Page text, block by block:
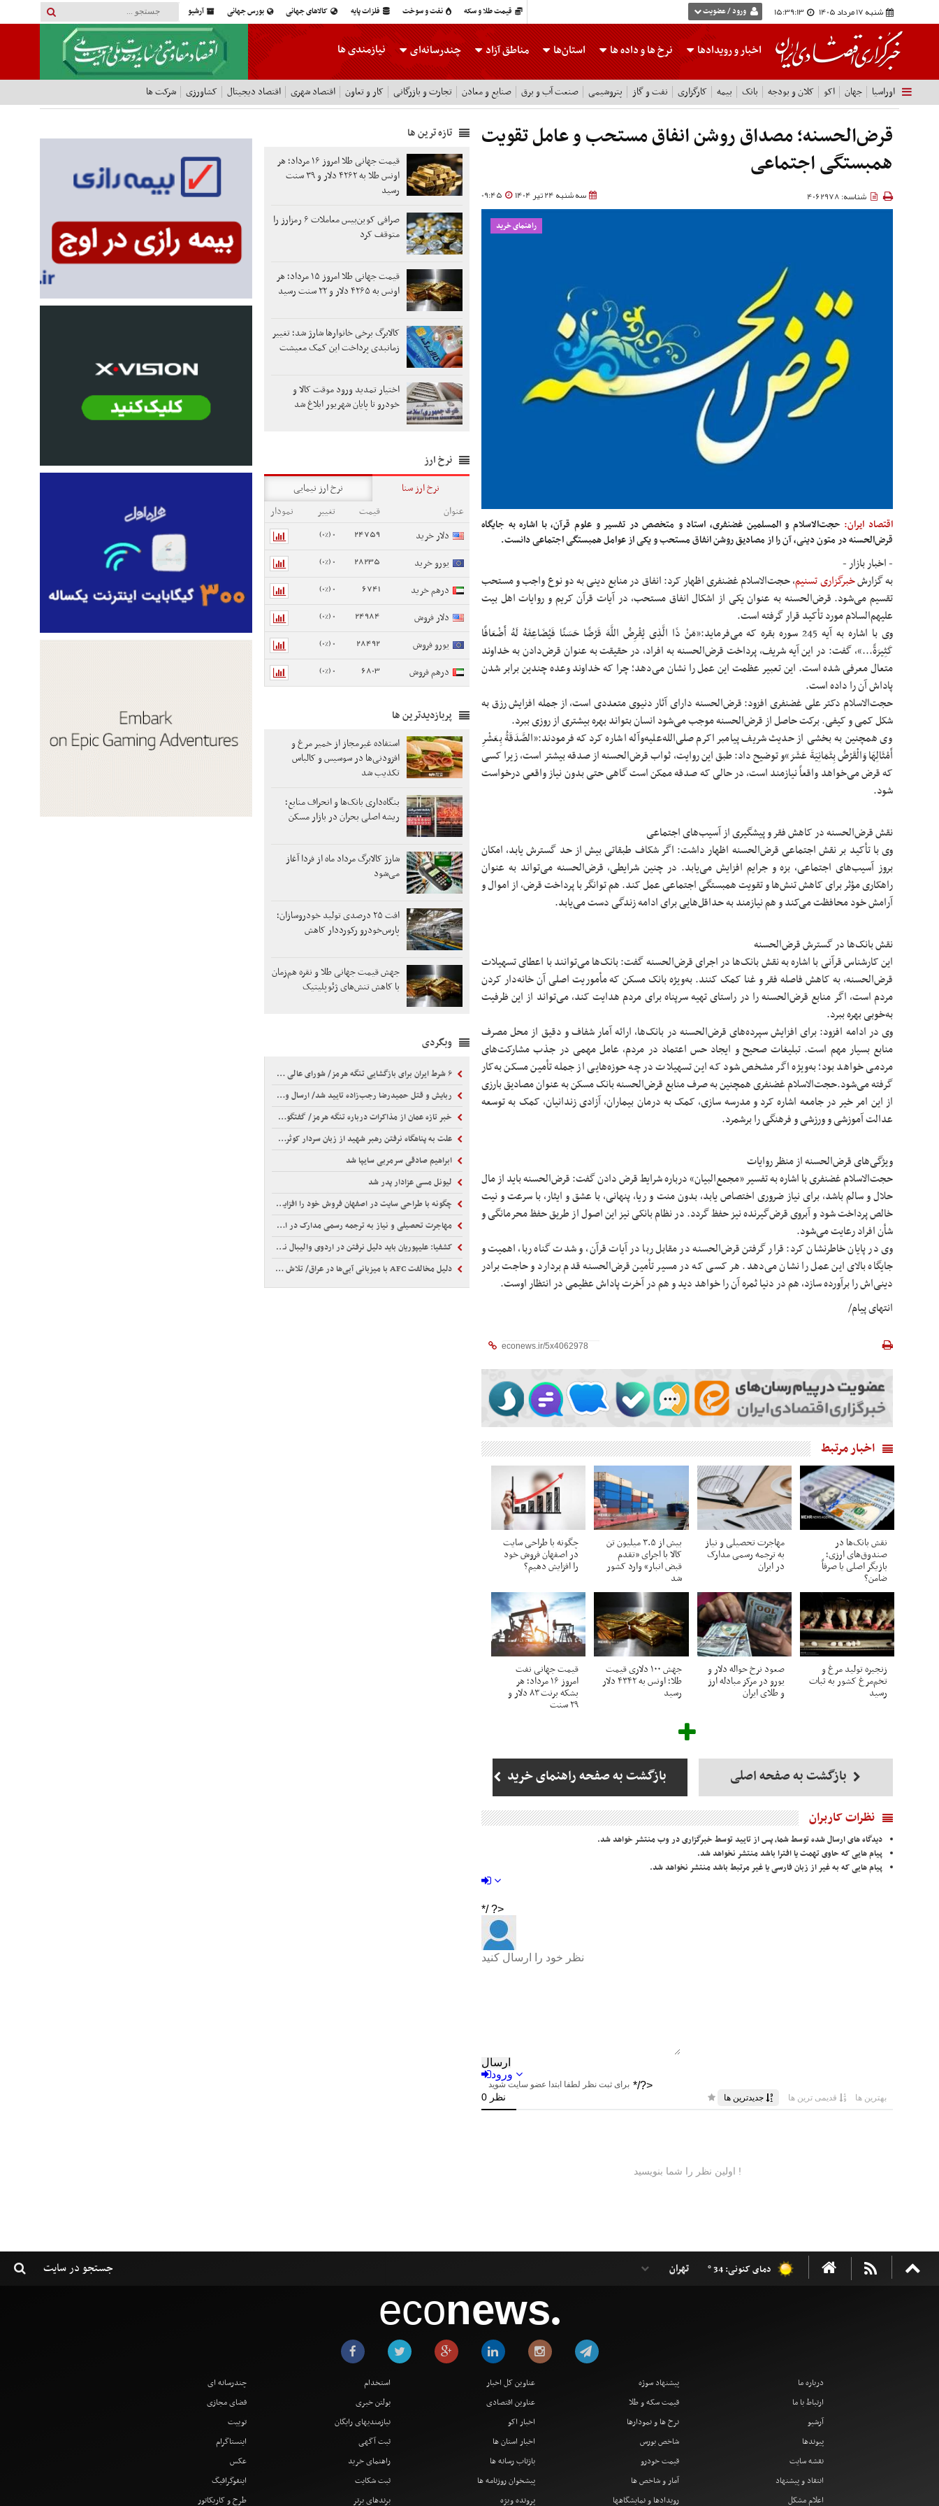
قیمت طلا و سکه نفت و سوخت فلزات پایه کالاهای جهانی بورس جهانی آرشیو شنبه 17 مرداد 1405 15:39:14 ورود / عضویت
اخبار و رویدادها نرخ هاو داده ها استان‌ها مناطق آزاد چندرسانه‌ای نیازمندی ها
اوراسیا جهان اکو کلان و بودجه بانک بیمه کارگزاری نفت و گاز پتروشیمی صنعت آب و برق صنایع و معادن تجارت و بازرگانی کار و تعاون اقتصاد شهری اقتصاد دیجیتال کشاورزی شرکت ها
قرض‌الحسنه؛ مصداق روشن انفاق مستحب و عامل تقویت
همبستگی اجتماعی
سه شنبه 24 تیر 1404 09:45 شناسه: 4062978
راهنمای خرید
اقتصاد ایران: حجت‌الاسلام و المسلمین غضنفری، استاد و متخصص در تفسیر و علوم قرآن، با اشاره به جایگاه
قرض‌الحسنه در متون دینی، آن را از مصادیق روشن انفاق مستحب و یکی از عوامل همبستگی اجتماعی دانست.
- اخبار بازار -
به گزارشخبرگزاری تسنیم، حجت‌الاسلام غضنفری اظهار کرد: انفاق در منابع دینی به دو نوع واجب و مستحب
تقسیم می‌شود. قرض‌الحسنه به عنوان یکی از اشکال انفاق مستحب، در آیات قرآن کریم و روایات اهل بیت
علیهم‌السلام مورد تأکید قرار گرفته است.
وی با اشاره به آیه 245 سوره بقره که می‌فرماید:«مَنْ ذَا الَّذِی یُقْرِضُ اللَّهَ قَرْضًا حَسَنًا فَیُضَاعِفَهُ لَهُ أَضْعَافًا
کَثِیرَةً...»، گفت: در این آیه شریف، پرداخت قرض‌الحسنه به افراد، در حقیقت به عنوان قرض‌دادن به خداوند
متعال معرفی شده است. این تعبیر عظمت این عمل را نشان می‌دهد؛ چرا که خداوند وعده چندین برابر شدن
پاداش آن را داده است.
حجت‌الاسلام دکتر علی غضنفری افزود: قرض‌الحسنه دارای آثار دنیوی متعددی است، از جمله افزایش رزق به
شکل کمی و کیفی. برکت حاصل از قرض‌الحسنه موجب می‌شود انسان بتواند بهره بیشتری از روزی ببرد.
وی همچنین به بخشی از حدیث شریف پیامبر اکرم صلی‌الله‌علیه‌وآله اشاره کرد که فرمودند:«الصَّدَقَةُ بِعَشْرِ
أَمْثَالِهَا وَالْقَرْضُ بِثَمَانِیَةَ عَشَرَ»و توضیح داد: طبق این روایت، ثواب قرض‌الحسنه از صدقه بیشتر است، زیرا کسی
که قرض می‌خواهد واقعاً نیازمند است، در حالی که صدقه ممکن است گاهی حتی بدون نیاز واقعی درخواست
شود.
نقش قرض‌الحسنه در کاهش فقر و پیشگیری از آسیب‌های اجتماعی
وی با تأکید بر نقش اجتماعی قرض‌الحسنه اظهار داشت: اگر شکاف طبقاتی بیش از حد گسترش یابد، امکان
بروز آسیب‌های اجتماعی، بزه و جرایم افزایش می‌یابد. در چنین شرایطی، قرض‌الحسنه می‌تواند به عنوان
راهکاری مؤثر برای کاهش تنش‌ها و تقویت همبستگی اجتماعی عمل کند. هم توانگر با پرداخت قرض، از اموال و
آرامش خود محافظت می‌کند و هم نیازمند به حداقل‌هایی برای ادامه زندگی دست می‌یابد.
نقش بانک‌ها در گسترش قرض‌الحسنه
این کارشناس قرآنی با اشاره به نقش بانک‌ها در اجرای قرض‌الحسنه گفت: بانک‌ها می‌توانند با اعطای تسهیلات
قرض‌الحسنه، به کاهش فاصله فقر و غنا کمک کنند. به‌ویژه بانک مسکن که مأموریت اصلی آن خانه‌دار کردن
مردم است، اگر منابع قرض‌الحسنه را در راستای تهیه سرپناه برای مردم هدایت کند، می‌تواند از این ظرفیت
به‌خوبی بهره ببرد.
وی در ادامه افزود: برای افزایش سپرده‌های قرض‌الحسنه در بانک‌ها، ارائه آمار شفاف و دقیق از محل مصرف
منابع بسیار مهم است. تبلیغات صحیح و ایجاد حس اعتماد در مردم، عامل مهمی در جذب مشارکت‌های
مردمی خواهد بود؛ به‌ویژه اگر مشخص شود که این تسهیلات در چه حوزه‌هایی از جمله تأمین مسکن به‌کار
گرفته می‌شود.حجت‌الاسلام غضنفری همچنین به صرف منابع قرض‌الحسنه بانک مسکن به عنوان مصادیق بارزی
از این امر خیر در جامعه اشاره کرد و مدرسه سازی، کمک به درمان بیماران، آزادی زندانیان، کمک به توسعه
عدالت آموزشی و ورزشی و فرهنگی را برشمرد.
ویژگی‌های قرض‌الحسنه از منظر روایات
حجت‌الاسلام غضنفری با اشاره به تفسیر «مجمع‌البیان» درباره شرایط قرض دادن گفت: قرض‌الحسنه باید از مال
حلال و سالم باشد، برای نیاز ضروری اختصاص یابد، بدون منت و ریا، پنهانی، با عشق و ایثار، با سرعت و نیت
خالص پرداخت شود و آبروی قرض‌گیرنده نیز حفظ گردد. در نظام بانکی نیز این اصول از طریق حفظ محرمانگی و
شأن افراد رعایت می‌شود.
وی در پایان خاطرنشان کرد: قرار گرفتن قرض‌الحسنه در مقابل ربا در آیات قرآن، و شدت گناه ربا، اهمیت و
جایگاه بالای این عمل را نشان می‌دهد. هر کسی که در مسیر تأمین قرض‌الحسنه قدم بردارد و حاجت برادر
دینی‌اش را برآورده سازد، هم در دنیا ثمره آن را خواهد دید و هم در آخرت پاداش عظیمی در انتظار اوست.
انتهای پیام/
اخبار مرتبط
نقش بانک‌ها در
صندوق‌های ارزی؛
بازیگر اصلی یا صرفاً
ضامن؟
مهاجرت تحصیلی و نیاز
به ترجمه رسمی مدارک
در ایران
بیش از ۳.۵ میلیون تن
کالا با اجرای «تقدم
قبض انبار» وارد کشور
شد
چگونه با طراحی سایت
در اصفهان فروش خود
را افزایش دهیم؟
زنجیره تولید مرغ و
تخم‌مرغ کشور به ثبات
رسید
صعود نرخ حواله دلار و
یورو در مرکز مبادله ارز
و طلای ایران
جهش ۱۰۰ دلاری قیمت
طلا؛ اونس به ۴۳۴۲ دلار
رسید
قیمت جهانی نفت
امروز ۱۶ مرداد؛ هر
بشکه برنت ۸۳ دلار و
۲۹ سنت
بازگشت به صفحه اصلی بازگشت به صفحه راهنمای خرید
نظرات کاربران
دیدگاه های ارسال شده توسط شما، پس از تایید توسط خبرگزاری در وب منتشر خواهد شد.
پیام هایی که حاوی تهمت یا افترا باشد منتشر نخواهد شد.
پیام هایی که به غیر از زبان فارسی یا غیر مرتبط باشد منتشر نخواهد شد.
تازه ترین ها
قیمت جهانی طلا امروز ۱۶ مرداد؛ هر
اونس طلا به ۴۲۶۲ دلار و ۳۹ سنت
رسید
صرافی کوین‌بیس معاملات ۶ رمزارز را
متوقف کرد
قیمت جهانی طلا امروز ۱۵ مرداد؛ هر
اونس به ۴۲۶۵ دلار و ۲۲ سنت رسید
کالابرگ برخی خانوارها شارژ شد؛ تغییر
زمانبدی پرداخت این کمک معیشت
اختیار تمدید ورود موقت کالا و
خودرو تا پایان شهریور ابلاغ شد
نرخ ارز
نرخ ارز سنا
نرخ ارز نیمایی
عنوان
قیمت تغییر
نمودار
دلار خرید
24759
0 (0%)
یورو خرید 28235
0 (0%)
درهم خرید 6741
0 (0%)
دلار فروش 24984
0 (0%)
یورو فروش 28492
0 (0%)
درهم فروش 6803
0 (0%)
پربازدیدترین ها
استفاده غیرمجاز از خمیر مرغ و
افزودنی‌ها در سوسیس و کالباس
تکذیب شد
بنگاه‌داری بانک‌ها و انحراف منابع؛
ریشه اصلی بحران در بازار مسکن
شارژ کالابرگ مرداد ماه از فردا آغاز
می‌شود
افت ۲۵ درصدی تولید خودروسازان؛
پارس‌خودرو رکورددار کاهش
جهش قیمت جهانی طلا و نقره هم‌زمان
با کاهش تنش‌های ژئوپلیتیک
وبگردی
ربایش و قتل حمیدرضا رجب‌زاده تایید شد/ ارسال ویدئویی از لحظه قتل او برای خانواده‌اش+ عکس
خبر تازه عمان از مذاکرات درباره تنگه هرمز/ گفتگوها در فضای مثبت جریان دارد
علت به پناهگاه نرفتن رهبر شهید از زبان سردار کوثری+ فیلم
ابراهیم صادقی سرمربی سایپا شد
لیونل مسی عزادار پدر شد
چگونه با طراحی سایت در اصفهان فروش خود را افزایش دهیم؟
مهاجرت تحصیلی و نیاز به ترجمه رسمی مدارک در ایران
کشفیا: علیپوریان باید دلیل نرفتن در اردوی والیبال نشسته را توضیح بدهد
دلیل مخالفت AFC با میزبانی آبی‌ها در عراق/ تلاش دوباره استقلال
دمای کنونی: 34 °
econews●
درباره ما
ارتباط با ما
آرشیو
پیوندها
نقشه سایت
انتقاد و پیشنهاد
اعلام مشکل
پیشنهاد سوژه
قیمت سکه و طلا
نرخ ها و نمودارها
شاخص بورس
قیمت خودرو
آمار و شاخص ها
رویدادها و نمایشگاهها
عناوین کل اخبار
عناوین اقتصادی
اخبار اکو
اخبار استان ها
بازتاب رسانه ها
پیشخوان روزنامه ها
پرونده ویژه
استخدام
بولتن خبری
نیازمندیهای رایگان
ثبت آگهی
راهنمای خرید
ثبت شکایت
برندهای برتر
چندرسانه ای
فضای مجازی
توییت
اینستاگرام
عکس
اینفوگرافیگ
طرح و کاریکاتور